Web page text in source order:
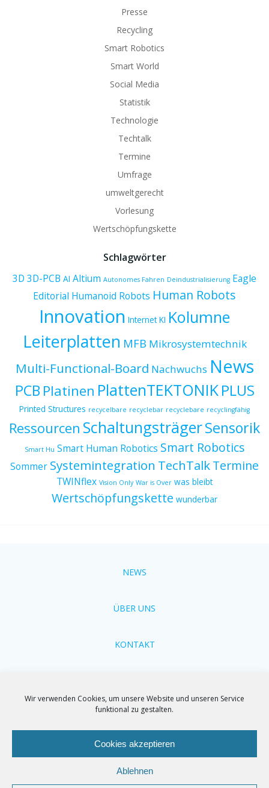
Wir verwenden Cookies, um unsere Website und unseren Service
funktional zu gestalten.
Cookies akzeptieren
Ablehnen
Presse
Recycling
Smart Robotics
Smart World
Social Media
Statistik
Technologie
Techtalk
Termine
Umfrage
umweltgerecht
Vorlesung
Wertschöpfungskette
Schlagwörter
3D 3D-PCB AI Altium Autonomes Fahren Deindustrialisierung Eagle
Editorial Humanoid Robots Human Robots
Innovation Internet KI Kolumne
Leiterplatten MFB Mikrosystemtechnik
Multi-Functional-Board Nachwuchs News
PCB Platinen PlattenTEKTONIK PLUS
Printed Structures recycelbare recyclebar recyclebare recyclingfähig
Ressourcen SchaltungsträgerSensorik
Smart Hu Smart Human Robotics Smart Robotics
Sommer Systemintegration TechTalkTermine
TWINflex Vision Only War is Over was bleibt
Wertschöpfungskette wunderbar
NEWS
ÜBER UNS
KONTAKT
Impressum